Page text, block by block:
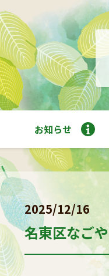
お知らせ
2025/12/16
名東区なご